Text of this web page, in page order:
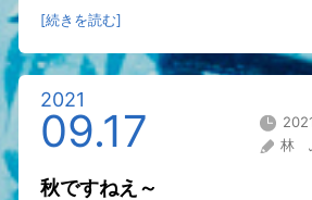
[続きを読む]
2021
09.17
林
秋ですねえ～